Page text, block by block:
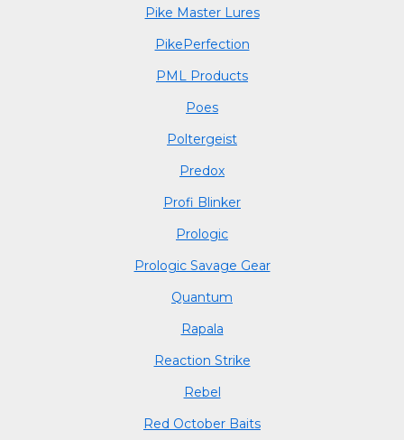
Pike Master Lures
PikePerfection
PML Products
Poes
Poltergeist
Predox
Profi Blinker
Prologic
Prologic Savage Gear
Quantum
Rapala
Reaction Strike
Rebel
Red October Baits